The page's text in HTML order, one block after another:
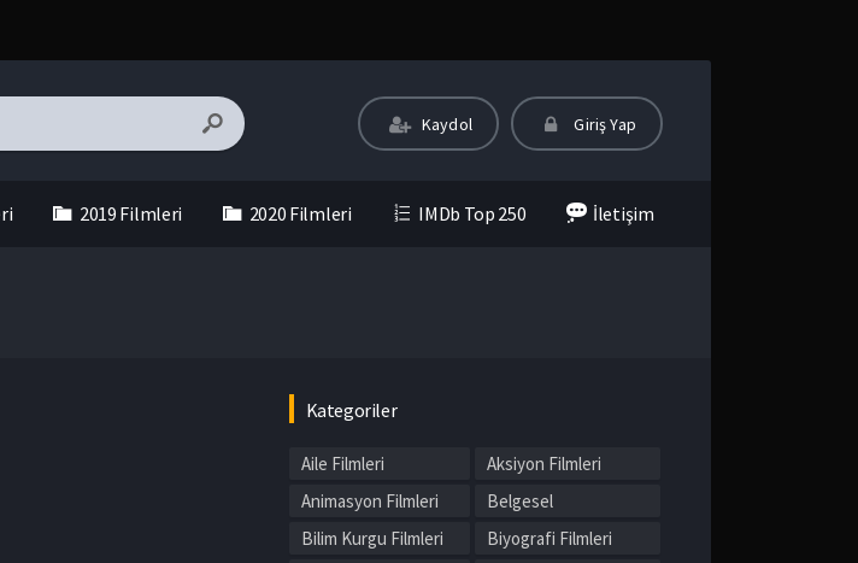
Kaydol Giriş Yap
2019 Filmleri 2020 Filmleri IMDb Top 250 İletişim
Kategoriler
Aile Filmleri
Aksiyon Filmleri
Animasyon Filmleri
Belgesel
Bilim Kurgu Filmleri
Biyografi Filmleri